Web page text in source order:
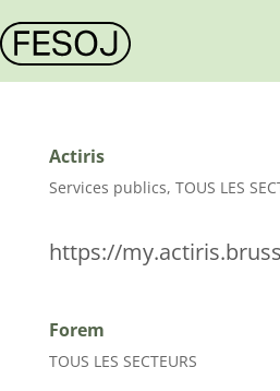
Actiris
Services publics, TOUS LES
https://
Forem
TOUS LES SECTEURS